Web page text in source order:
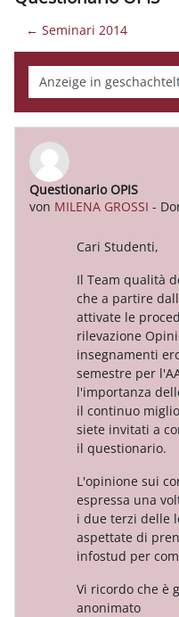
← Seminari 2014
Anzeigemodus
Questionario OPIS
von MILENA GROSSI -
Anzahl Antworten: 0
Cari Studenti,
Il Team qualità
che a partire
attivate le
rilevazione
insegnamenti
semestre per
l'importanza
il continuo
siete invitati a
il questionario.
L'opinione sui
espressa una
i due terzi delle
aspettate di
infostud per
Vi ricordo che è
anonimato